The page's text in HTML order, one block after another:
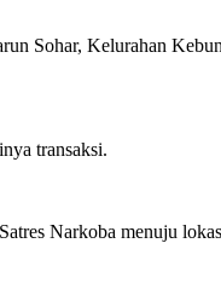
Sohar, Kelurahan
transaksi.
Narkoba menuju